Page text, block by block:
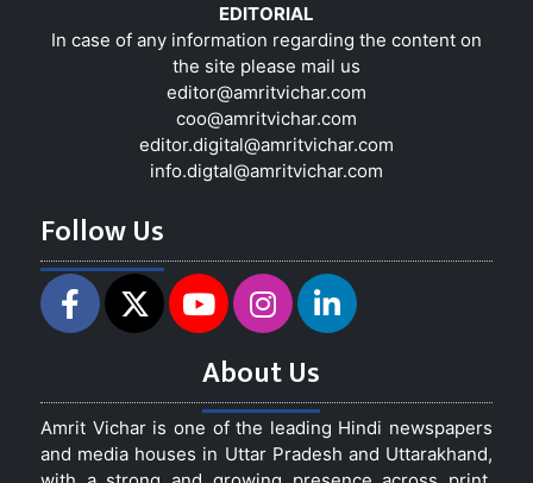
EDITORIAL
In case of any information regarding the content on
the site please mail us
editor@amritvichar.com
coo@amritvichar.com
editor.digital@amritvichar.com
info.digtal@amritvichar.com
Follow Us
About Us
Amrit Vichar is one of the leading Hindi newspapers
and media houses in Uttar Pradesh and Uttarakhand,